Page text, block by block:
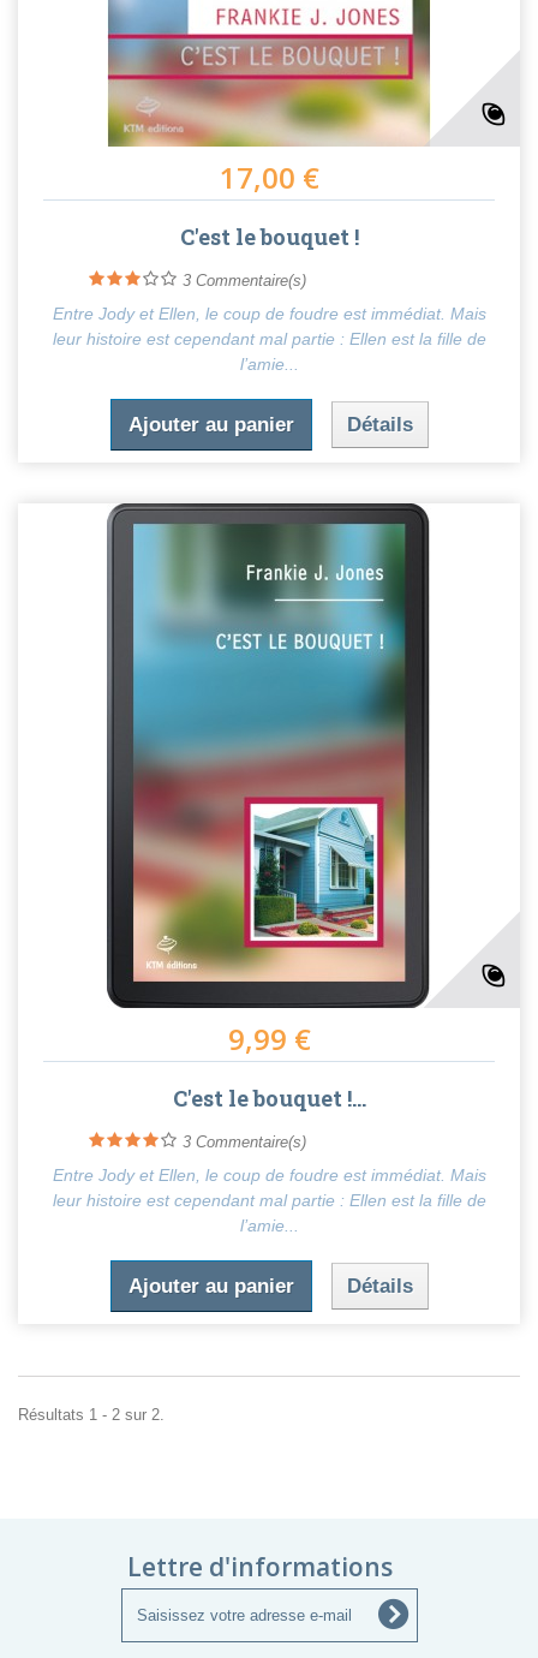
17,00 €
C'est le bouquet !
3 Commentaire(s)
Entre Jody et Ellen, le coup de foudre est immédiat. Mais
leur histoire est cependant mal partie : Ellen est la fille de
l’amie...
Ajouter au panier Détails
9,99 €
C'est le bouquet !...
3 Commentaire(s)
Entre Jody et Ellen, le coup de foudre est immédiat. Mais
leur histoire est cependant mal partie : Ellen est la fille de
l’amie...
Ajouter au panier Détails
Résultats 1 - 2 sur 2.
Lettre d'informations